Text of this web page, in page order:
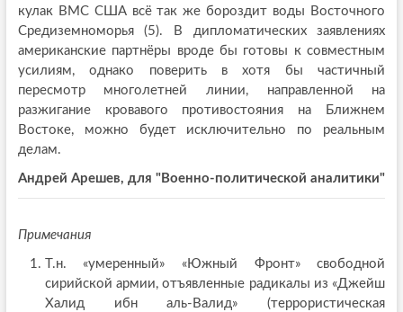
кулак ВМС США всё так же бороздит воды Восточного
Средиземноморья (5). В дипломатических заявлениях
американские партнёры вроде бы готовы к совместным
усилиям, однако поверить в хотя бы частичный
пересмотр многолетней линии, направленной на
разжигание кровавого противостояния на Ближнем
Востоке, можно будет исключительно по реальным
делам.
Андрей Арешев, для "Военно-политической аналитики"
Примечания
Т.н. «умеренный» «Южный Фронт» свободной
сирийской армии, отъявленные радикалы из «Джейш
Халид ибн аль-Валид» (террористическая